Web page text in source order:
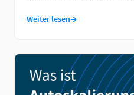
Weiter lesen→